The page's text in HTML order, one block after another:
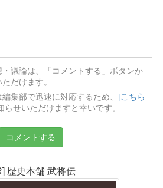
議論は、「コメントする」ボタンか
だけます。
集部で迅速に対応するため、
[こちら
らせいただけますと幸いです。
コメントする
歴史本舗 武将伝